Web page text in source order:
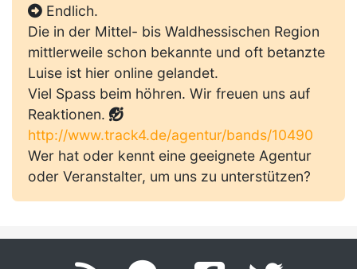
Endlich.
Die in der Mittel- bis Waldhessischen Region
mittlerweile schon bekannte und oft betanzte
Luise ist hier online gelandet.
Viel Spass beim höhren. Wir freuen uns auf
Reaktionen.
http://www.track4.de/agentur/bands/10490
Wer hat oder kennt eine geeignete Agentur
oder Veranstalter, um uns zu unterstützen?